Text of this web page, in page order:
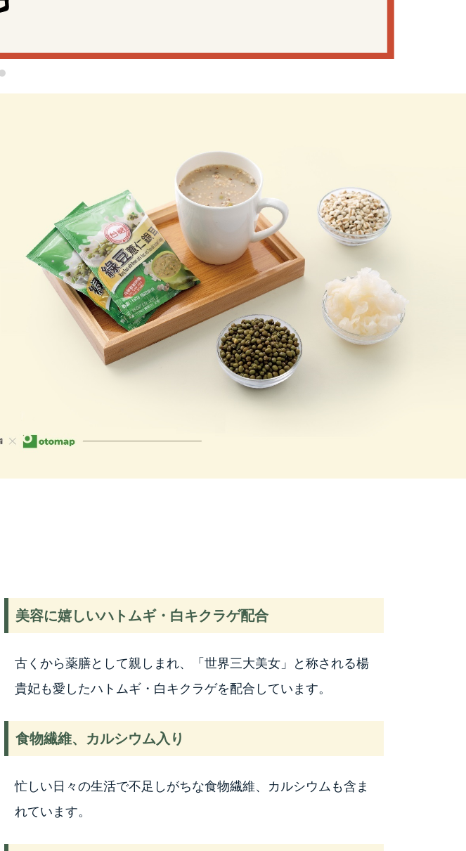
美容に嬉しいハトムギ・白キクラゲ配合
古くから薬膳として親しまれ、「世界三大美女」と称される楊
貴妃も愛したハトムギ・白キクラゲを配合しています。
食物繊維、カルシウム入り
忙しい日々の生活で不足しがちな食物繊維、カルシウムも含ま
れています。